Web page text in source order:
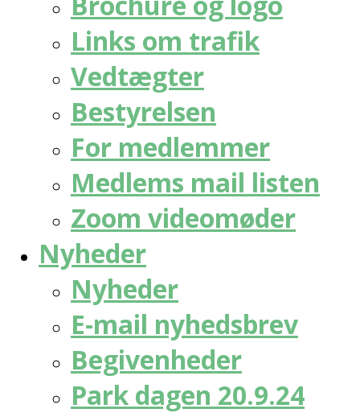
Links om trafik
Vedtægter
Bestyrelsen
For medlemmer
Medlems mail listen
Zoom videomøder
Nyheder
Nyheder
E-mail nyhedsbrev
Begivenheder
Park dagen 20.9.24